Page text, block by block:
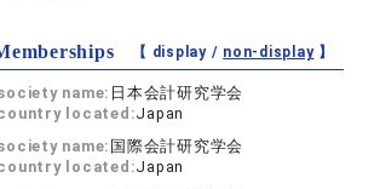
【 display / non-display】
name: 日本会計研究学会
located:Japan
name: 国際会計研究学会
located:Japan